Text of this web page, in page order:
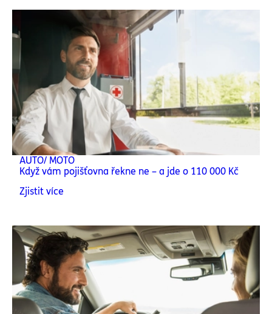
AUTO/ MOTO
Když vám pojišťovna řekne ne – a jde o 110 000 Kč
Zjistit více